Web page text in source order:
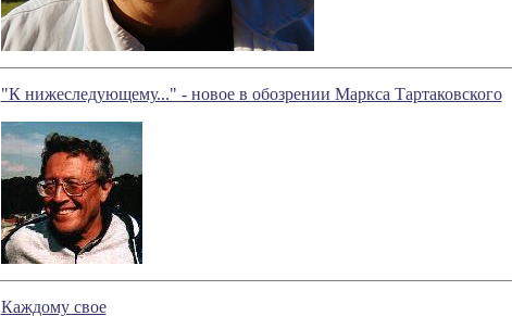
"К нижеследующему..." - новое в обозрении Маркса Тартаковского
Каждому свое